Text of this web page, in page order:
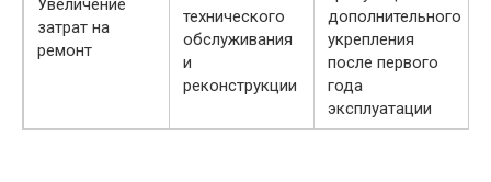
Увеличение
затрат на
ремонт
технического
обслуживания
и
реконструкции
дополнительного
укрепления
после первого
года
эксплуатации